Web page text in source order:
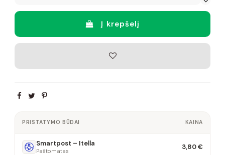
Į krepšelį
PRISTATYMO BŪDAI KAINA
Smartpost – Itella
Paštomatas 3,80 €